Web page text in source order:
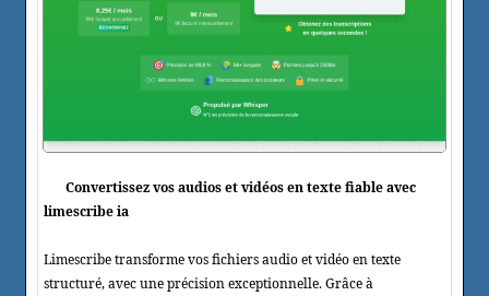
Convertissez vos audios et vidéos en texte fiable avec
limescribe ia
Limescribe transforme vos fichiers audio et vidéo en texte
structuré, avec une précision exceptionnelle. Grâce à